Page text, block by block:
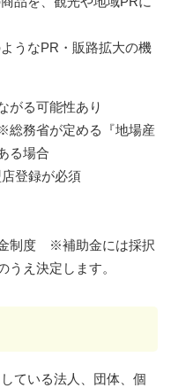
うなPR・販路拡大の機
がる可能性あり
務省が定める『地場産
る場合
登録が必須
制度 ※補助金には採択
うえ決定します。
ている法人、団体、個